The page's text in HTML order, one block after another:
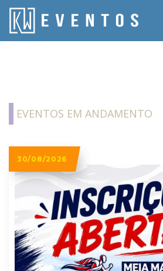
EVENTOS EM ANDAMENTO
30/08/2026